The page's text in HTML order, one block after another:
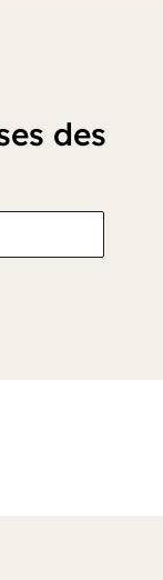
des